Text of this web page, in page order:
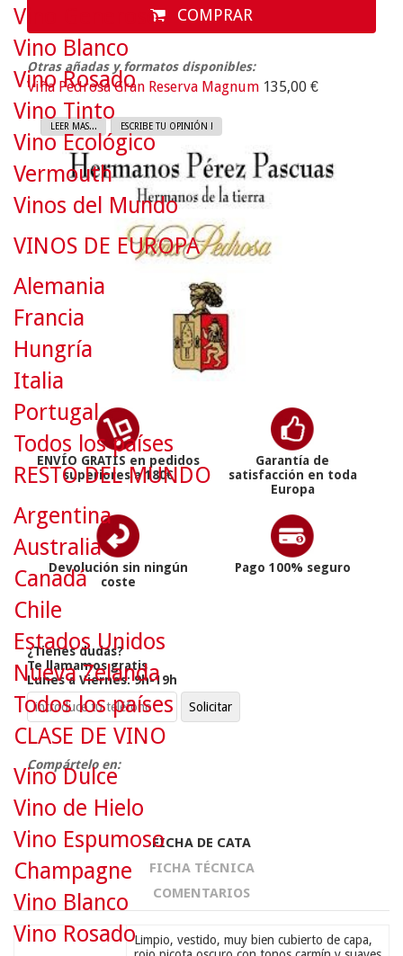
COMPRAR
Otras añadas y formatos disponibles:
Viña Pedrosa Gran Reserva Magnum 135,00 €
LEER MAS... ESCRIBE TU OPINIÓN !
ENVÍO GRATIS en pedidos
superiores a 180€
Garantía de
satisfacción en toda
Europa
Devolución sin ningún
coste
Pago 100% seguro
¿Tienes dudas?
Te llamamos gratis
Lunes a Viernes: 9h-19h
Compártelo en:
FICHA DE CATA
FICHA TÉCNICA
COMENTARIOS
Limpio, vestido, muy bien cubierto de capa,
Vino Generoso
Vino Blanco
Vino Rosado
Vino Tinto
Vino Ecológico
Vermouth
Vinos del Mundo
VINOS DE EUROPA
Alemania
Francia
Hungría
Italia
Portugal
Todos los países
RESTO DEL MUNDO
Argentina
Australia
Canadá
Chile
Estados Unidos
Nueva Zelanda
Todos los países
CLASE DE VINO
Vino Dulce
Vino de Hielo
Vino Espumoso
Champagne
Vino Blanco
Vino Rosado